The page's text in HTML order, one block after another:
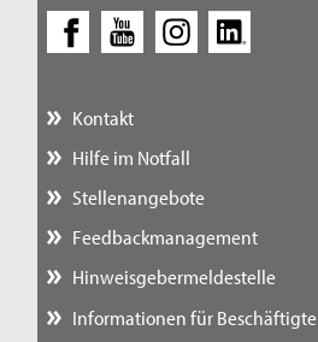
Kontakt
Hilfe im Notfall
Stellenangebote
Feedbackmanagement
Hinweisgebermeldestelle
Informationen für Beschäftigte